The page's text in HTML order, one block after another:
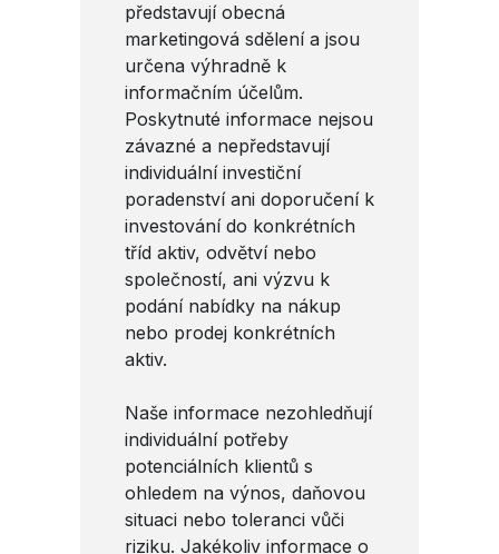
představují obecná
marketingová sdělení a jsou
určena výhradně k
informačním účelům.
Poskytnuté informace nejsou
závazné a nepředstavují
individuální investiční
poradenství ani doporučení k
investování do konkrétních
tříd aktiv, odvětví nebo
společností, ani výzvu k
podání nabídky na nákup
nebo prodej konkrétních
aktiv.
Naše informace nezohledňují
individuální potřeby
potenciálních klientů s
ohledem na výnos, daňovou
situaci nebo toleranci vůči
riziku. Jakékoliv informace o